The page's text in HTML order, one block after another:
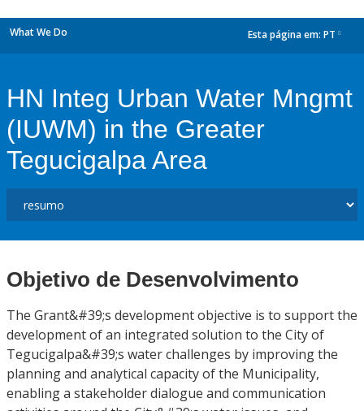
What We Do Esta página em: PT
HN Integ Urban Water Mngmt
(IUWM) in the Greater
Tegucigalpa Area
Objetivo de Desenvolvimento
The Grant&#39;s development objective is to support the
development of an integrated solution to the City of
Tegucigalpa&#39;s water challenges by improving the
planning and analytical capacity of the Municipality,
enabling a stakeholder dialogue and communication